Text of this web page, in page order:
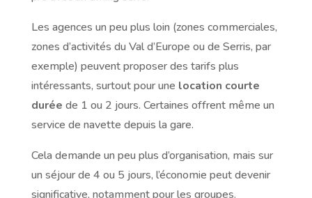
Les agences un peu plus loin (zones commerciales,
zones d’activités du Val d’Europe ou de Serris, par
exemple) peuvent proposer des tarifs plus
intéressants, surtout pour une location courte
durée de 1 ou 2 jours. Certaines offrent même un
service de navette depuis la gare.
Cela demande un peu plus d’organisation, mais sur
un séjour de 4 ou 5 jours, l’économie peut devenir
significative, notamment pour les groupes.